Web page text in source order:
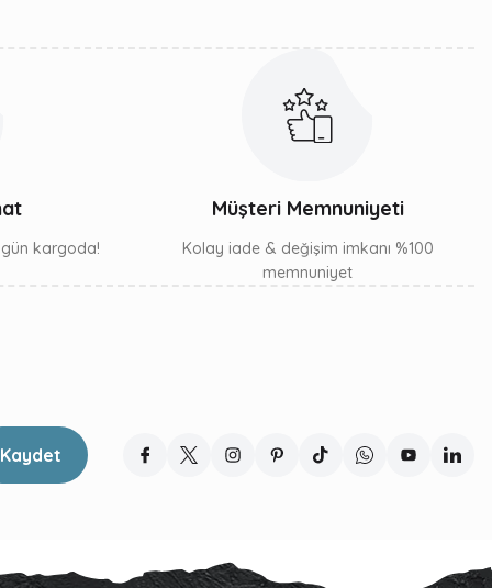
gün kargoda!
Müşteri Memnuniyeti
Kolay iade & değişim imkanı %100
memnuniyet
Kaydet